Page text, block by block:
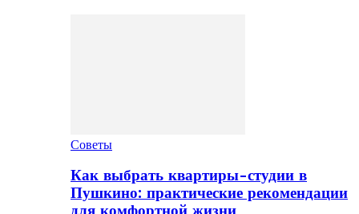
Советы
Как выбрать квартиры-студии в
Пушкино: практические рекомендации